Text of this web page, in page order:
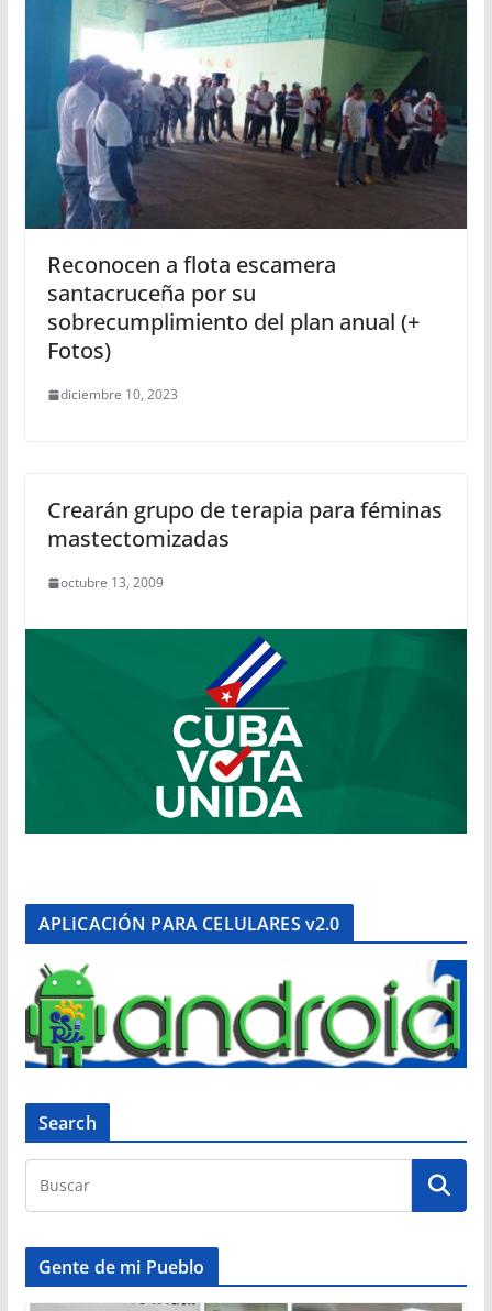
Reconocen a flota escamera
santacruceña por su
sobrecumplimiento del plan anual (+
Fotos)
diciembre 10, 2023
Crearán grupo de terapia para féminas
mastectomizadas
octubre 13, 2009
APLICACIÓN PARA CELULARES v2.0
Search
Gente de mi Pueblo